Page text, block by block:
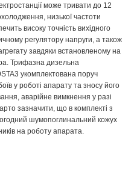
може тривати до 12
низької частоти
високу точність вихідного
регулятору напруги, а також
завдяки встановленому на
Трифазна дизельна
укомплектована поруч
у роботі апарату та зносу його
аварійне вимкнення у разі
зазначити, що в комплекті з
шумопоглинальний кожух
на роботу апарата.